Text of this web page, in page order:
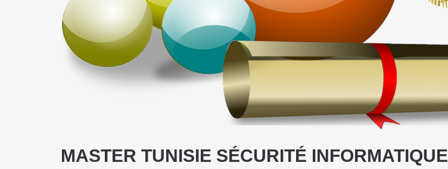
MASTER TUNISIE SÉCURITÉ INFORMATIQUE